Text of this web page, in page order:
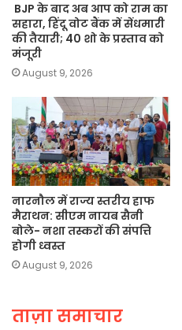
BJP के बाद अब आप को राम का
सहारा, हिंदू वोट बैंक में सेंधमारी
की तैयारी; 40 शो के प्रस्ताव को
मंजूरी
August 9, 2026
नारनौल में राज्य स्तरीय हाफ
मैराथन: सीएम नायब सैनी
बोले- नशा तस्करों की संपत्ति
होगी ध्वस्त
August 9, 2026
ताज़ा समाचार